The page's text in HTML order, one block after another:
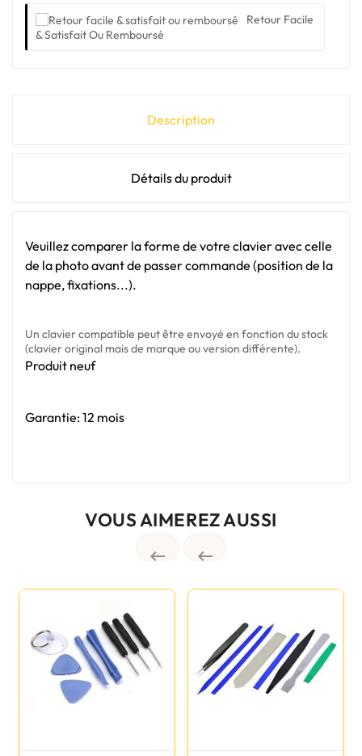
Retour Facile
& Satisfait Ou Remboursé
Description
Détails du produit
Veuillez comparer la forme de votre clavier avec celle
de la photo avant de passer commande (position de la
nappe, fixations...).
Un clavier compatible peut être envoyé en fonction du stock
(clavier original mais de marque ou version différente).
Produit neuf
Garantie: 12 mois
VOUS AIMEREZ AUSSI
 